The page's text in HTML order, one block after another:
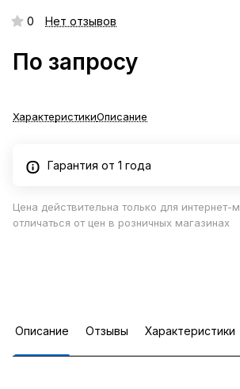
0 Нет отзывов
По запросу
ХарактеристикиОписание
Гарантия от 1 года
Цена действительна только для
отличаться от цен в розничных магазинах
Описание Отзывы Характеристики